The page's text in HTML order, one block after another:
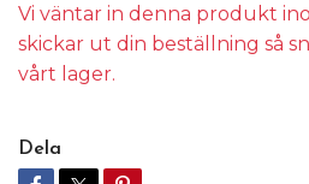
Vi väntar in denna produkt
skickar ut din beställning så
vårt lager.
Dela